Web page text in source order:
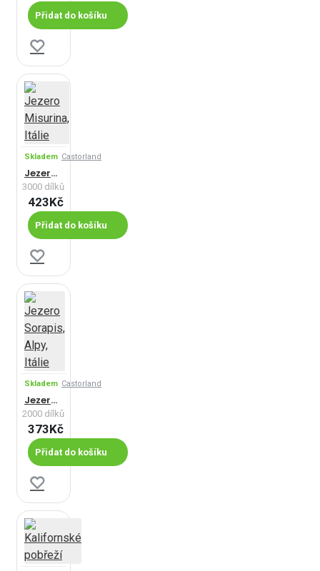
Přidat do košíku
Skladem Castorland
Jezero Misurina, Itálie
3000 dílků
423Kč
Přidat do košíku
Skladem Castorland
Jezero Sorapis, Alpy, Itálie
2000 dílků
373Kč
Přidat do košíku